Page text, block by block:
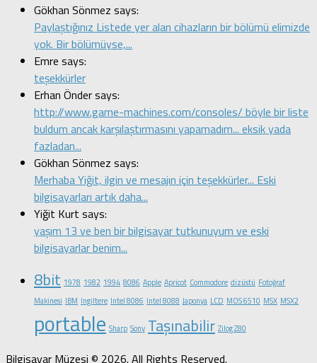
Gökhan Sönmez says:
Paylaştığınız Listede yer alan cihazların bir bölümü elimizde
yok. Bir bölümüyse,...
Emre says:
teşekkürler
Erhan Önder says:
http://www.game-machines.com/consoles/ böyle bir liste
buldum ancak karşılaştırmasını yapamadım... eksik yada
fazladan...
Gökhan Sönmez says:
Merhaba Yiğit, ilgin ve mesajın için teşekkürler... Eski
bilgisayarları artık daha...
Yiğit Kurt says:
yaşım 13 ve ben bir bilgisayar tutkunuyum ve eski
bilgisayarlar benim...
8bit 1978 1982 1994 8086 Apple Apricot Commodore dizüstü Fotoğraf
Makinesi IBM Ingiltere Intel 8086 Intel 8088 Japonya LCD MOS 6510 MSX MSX2
portable Sharp Sony Taşınabilir Zilog Z80
Bilgisayar Müzesi © 2026. All Rights Reserved.